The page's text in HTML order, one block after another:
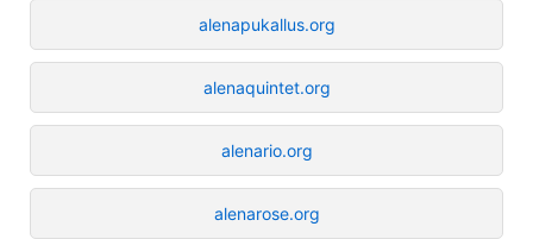
alenapukallus.org
alenaquintet.org
alenario.org
alenarose.org